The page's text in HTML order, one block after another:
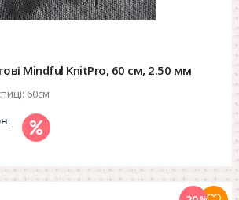
Mindful KnitPro, 60 см, 2.50 мм
60см
в корзину